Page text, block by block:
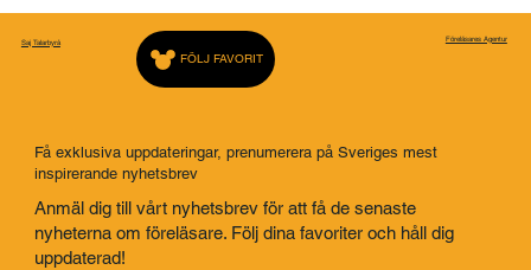
Saj Talarbyrå Föreläsares Agentur
FÖLJ FAVORIT
Få exklusiva uppdateringar, prenumerera på Sveriges mest
inspirerande nyhetsbrev
Anmäl dig till vårt nyhetsbrev för att få de senaste
nyheterna om föreläsare. Följ dina favoriter och håll dig
uppdaterad!